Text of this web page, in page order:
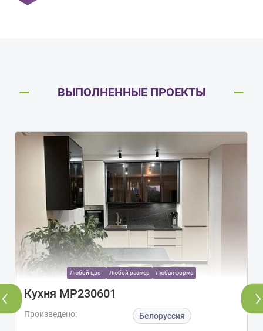
ВЫПОЛНЕННЫЕ ПРОЕКТЫ
Любой цвет Любой размер Любая форма
Кухня МР230601
Произведено: Белоруссия